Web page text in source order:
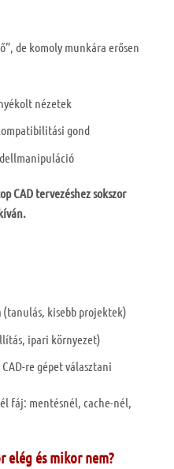
de komoly munkára erősen
nézetek
gond
CAD tervezéshez sokszor
(tanulás, kisebb projektek)
ipari környezet)
re gépet választani
fáj: mentésnél, cache-nél,
elég és mikor nem?